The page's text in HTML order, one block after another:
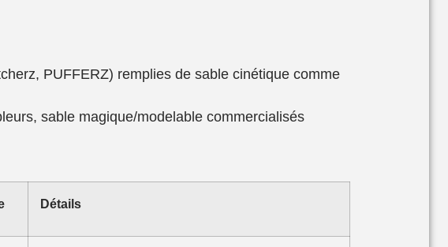
PUFFERZ) remplies de sable cinétique comme
sable magique/modelable commercialisés
Détails